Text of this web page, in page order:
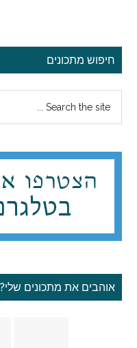
סרגל
ראשי
חיפוש מתכונים
אוהבים את מתכונים